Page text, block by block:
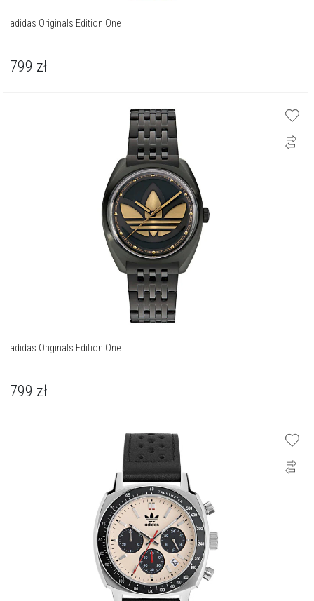
adidas Originals Edition One
799 zł
adidas Originals Edition One
799 zł